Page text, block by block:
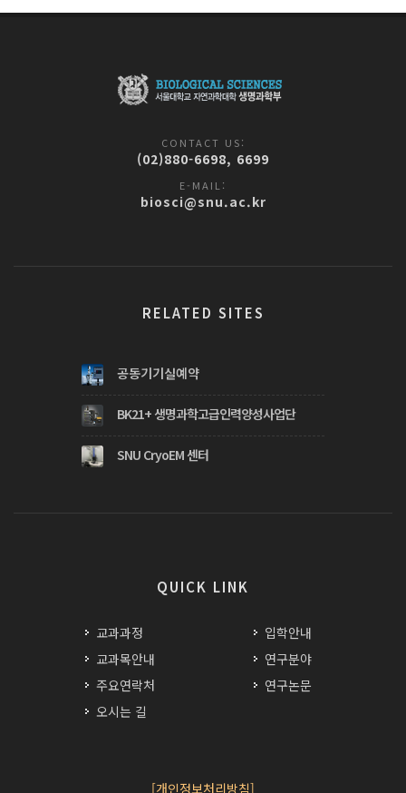
CONTACT US:
(02)880-6698, 6699
E-MAIL:
biosci@snu.ac.kr
RELATED SITES
공동기기실예약
BK21+ 생명과학고급인력양성사업단
SNU CryoEM 센터
QUICK LINK
교과과정
교과목안내
주요연락처
오시는 길
입학안내
연구분야
연구논문
[개인정보처리방침]